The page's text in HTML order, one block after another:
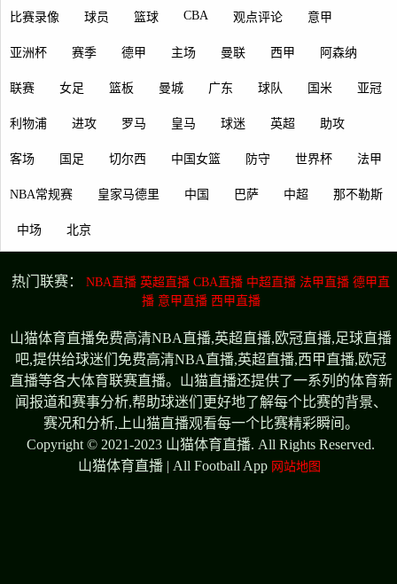
比赛录像 球员 篮球 CBA 观点评论 意甲
亚洲杯 赛季 德甲 主场 曼联 西甲 阿森纳
联赛 女足 篮板 曼城 广东 球队 国米 亚冠
利物浦 进攻 罗马 皇马 球迷 英超 助攻
客场 国足 切尔西 中国女篮 防守 世界杯 法甲
NBA常规赛 皇家马德里 中国 巴萨 中超 那不勒斯
中场 北京
热门联赛： NBA直播 英超直播 CBA直播 中超直播 法甲直播 德甲直
播 意甲直播 西甲直播
山猫体育直播免费高清NBA直播,英超直播,欧冠直播,足球直播
吧,提供给球迷们免费高清NBA直播,英超直播,西甲直播,欧冠
直播等各大体育联赛直播。山猫直播还提供了一系列的体育新
闻报道和赛事分析,帮助球迷们更好地了解每个比赛的背景、
赛况和分析,上山猫直播观看每一个比赛精彩瞬间。
Copyright © 2021-2023 山猫体育直播. All Rights Reserved.
山猫体育直播 | All Football App 网站地图